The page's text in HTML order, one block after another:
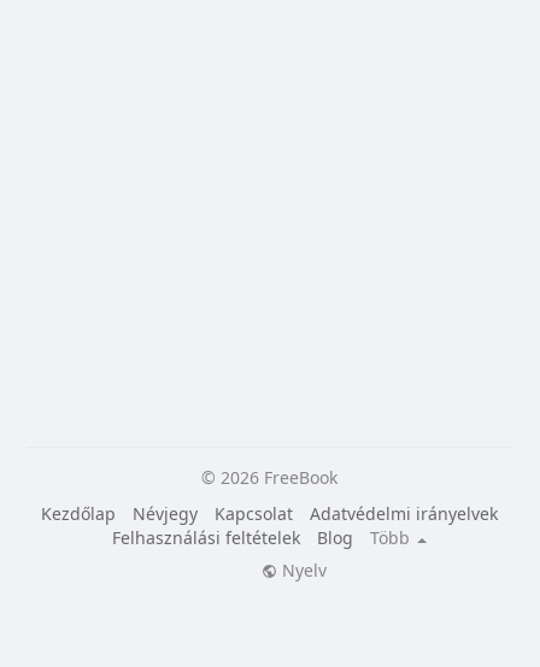
© 2026 FreeBook
Kezdőlap
Névjegy Kapcsolat
Adatvédelmi irányelvek
Felhasználási feltételek
Blog
Több
Nyelv